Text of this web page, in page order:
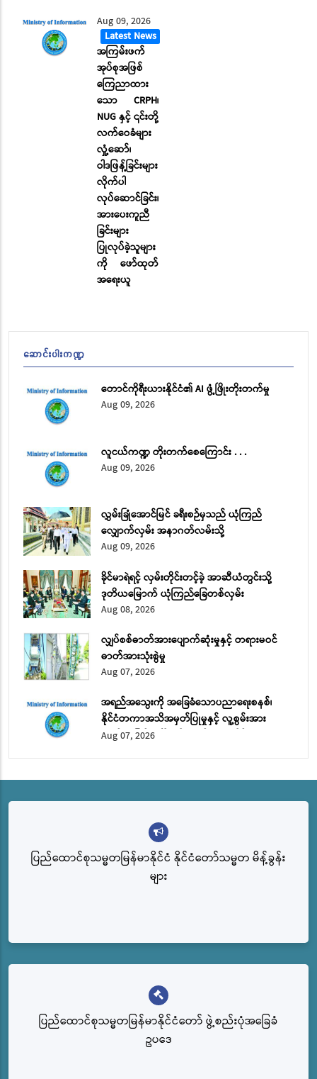
Aug 09, 2026
Latest News
အကြမ်းဖက်
အုပ်စုအဖြစ်
ကြေညာထား
သော CRPH၊
NUG နှင့် ၎င်းတို့
လက်ဝေခံများ
လှုံ့ဆော်၊
ဝါဒဖြန့်ခြင်းများ
လိုက်ပါ
လုပ်ဆောင်ခြင်း၊
အားပေးကူညီ
ခြင်းများ
ပြုလုပ်ခဲ့သူများ
ကို ဖော်ထုတ်
အရေးယူ
ဆောင်းပါးကဏ္ဍ
တောင်ကိုရီးယားနိုင်ငံ​၏ AI ဖွံ့ဖြိုးတိုးတက်မှု
Aug 09, 2026
လူငယ်ကဏ္ဍ တိုးတက်စေကြောင်း . . .
Aug 09, 2026
လွှမ်းခြုံအောင်မြင် ခရီးစဉ်မှသည် ယုံကြည်
လျှောက်လှမ်း အနာဂတ်လမ်းသို့
Aug 09, 2026
ခိုင်မာရဲရင့် လှမ်းတိုင်းတင့်ခဲ့ အာဆီယံတွင်းသို့
ဒုတိယမြောက် ယုံကြည်ခြေတစ်လှမ်း
Aug 08, 2026
လျှပ်စစ်ဓာတ်အားပျောက်ဆုံးမှုနှင့် တရားမဝင်
ဓာတ်အားသုံးစွဲမှု
Aug 07, 2026
အရည်အသွေးကို အခြေခံသောပညာရေးစနစ်၊
နိုင်ငံတကာအသိအမှတ်ပြုမှုနှင့် လူ့စွမ်းအား
အရင်းအမြစ် ဖွံ့ဖြိုးတိုးတက်ရေး အပိုင်း (၂)
Aug 07, 2026
ပြည်ထောင်စုသမ္မတမြန်မာနိုင်ငံ နိုင်ငံတော်သမ္မတ မိန့်ခွန်း
များ
ပြည်‌ထောင်စုသမ္မတမြန်မာနိုင်ငံတော် ဖွဲ့စည်းပုံအခြေခံ
ဥပဒေ